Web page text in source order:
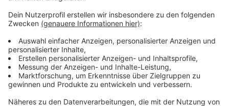
Wir benötigen Ihre
Zustimmung, um den YouTube
Wir verwenden einen Service eines
Drittanbieters, um Videoinhalte
einzubetten. Dieser Service kann
Daten zu Ihren Aktivitäten
sammeln. Bitte lesen Sie die